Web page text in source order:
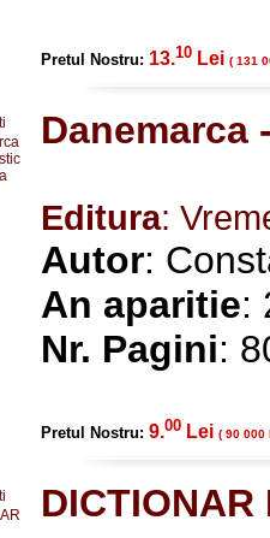
Pretul Nostru: 13.10 Lei ( 131
Editura:
Autor:
An aparitie:
Nr. Pagini:
Pretul Nostru: 9.00 Lei ( 90 000
DICTIONAR